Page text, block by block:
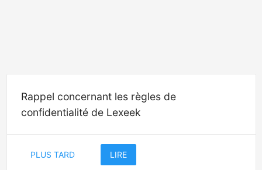
Rappel concernant les règles de
confidentialité de Lexeek
PLUS TARD LIRE